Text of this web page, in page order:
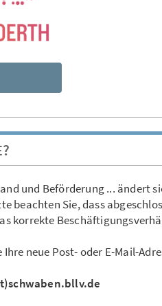
und Beförderung ... ändert
beachten Sie, dass
korrekte
neue Post- oder E-Mail-